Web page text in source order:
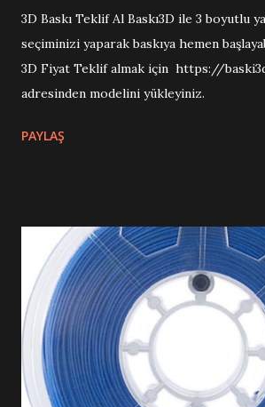
3D Baskı Teklif Al Baskı3D ile 3 boyutlu
seçiminizi yaparak baskıya hemen
3D Fiyat Teklif almak için https://
adresinden modelini yükleyiniz.
PAYLAŞ